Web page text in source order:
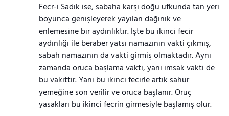
Fecr-i Sadık ise, sabaha karşı doğu ufkunda tan yeri
boyunca genişleyerek yayılan dağınık ve
enlemesine bir aydınlıktır. İşte bu ikinci fecir
aydınlığı ile beraber yatsı namazının vakti çıkmış,
sabah namazının da vakti girmiş olmaktadır. Aynı
zamanda oruca başlama vakti, yani imsak vakti de
bu vakittir. Yani bu ikinci fecirle artık sahur
yemeğine son verilir ve oruca başlanır. Oruç
yasakları bu ikinci fecrin girmesiyle başlamış olur.